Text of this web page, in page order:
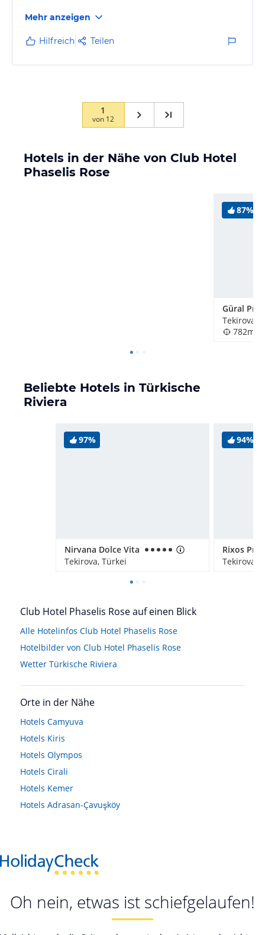
und die Ausstattung und das Essen auch. Es gibt's
einen Aquapark für Groß und Klein und es gibt ein
Hallenbad mit Sauna und Hamam. Alles ist inklusive.
Auch das Entertainment Team ist super und es gibt's
Mehr anzeigen
Hilfreich Teilen
1
von 12
Hotels in der Nähe von Club Hotel
Phaselis Rose
87%
Tekirova,
782m
Beliebte Hotels in Türkische
Riviera
97%
Nirvana Dolce Vita
Tekirova, Türkei
94%
Tekirova,
Club Hotel Phaselis Rose auf einen Blick
Alle Hotelinfos Club Hotel Phaselis Rose
Hotelbilder von Club Hotel Phaselis Rose
Wetter Türkische Riviera
Orte in der Nähe
Hotels Camyuva
Hotels Kiris
Hotels Olympos
Hotels Cirali
Hotels Kemer
Hotels Adrasan-Çavuşköy
Oh nein, etwas ist schiefgelaufen!